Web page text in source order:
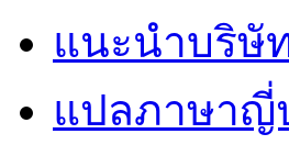
แนะนำบริษั
แปลภาษาญี่